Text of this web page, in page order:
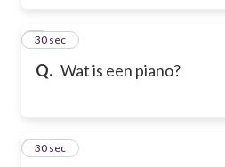
Q. Wat is een piano?
6
30 sec
7
30 sec